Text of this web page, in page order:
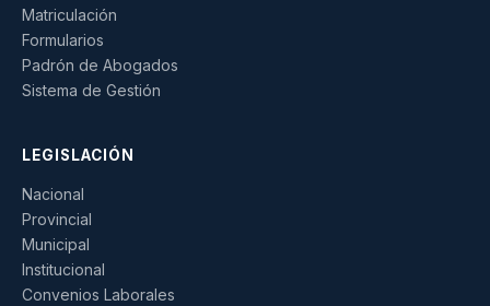
Matriculación
Formularios
Padrón de Abogados
Sistema de Gestión
LEGISLACIÓN
Nacional
Provincial
Municipal
Institucional
Convenios Laborales